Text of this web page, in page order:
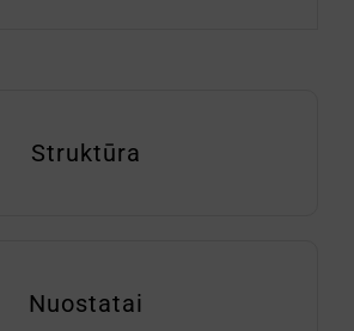
Struktūra
Nuostatai